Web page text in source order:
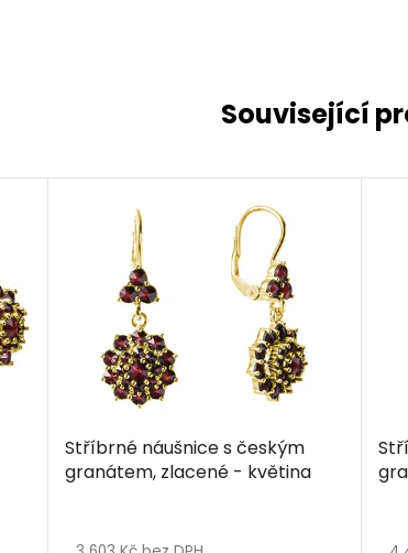
Související
Stříbrné náušnice s českým
granátem, zlacené - květina